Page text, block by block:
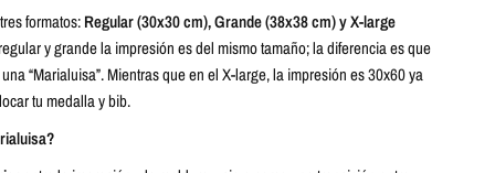
formatos:Regular (30x30 cm), Grande (38x38 cm) y X-large
y grande la impresión es del mismo tamaño; la diferencia es que
“Marialuisa”. Mientras que en el X-large, la impresión es 30x60 ya
tu medalla y bib.